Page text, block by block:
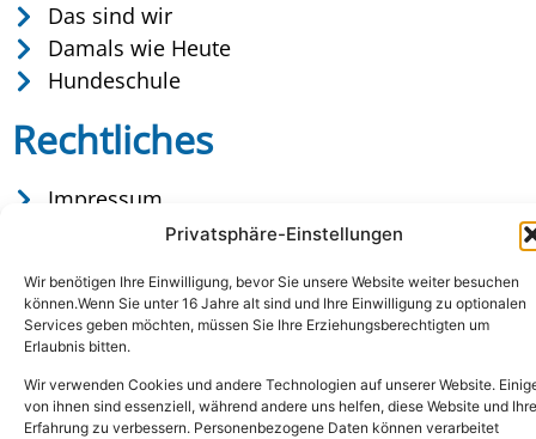
Privatsphäre-Einstellungen
Wir benötigen Ihre Einwilligung, bevor Sie unsere Website weiter besuchen
können.Wenn Sie unter 16 Jahre alt sind und Ihre Einwilligung zu optionalen
Services geben möchten, müssen Sie Ihre Erziehungsberechtigten um
Erlaubnis bitten.
Wir verwenden Cookies und andere Technologien auf unserer Website.
von ihnen sind essenziell, während andere uns helfen, diese Website und Ihre
Erfahrung zu verbessern. Personenbezogene Daten können verarbeitet
Das sind wir
Damals wie Heute
Hundeschule
Rechtliches
Impressum
Datenschutz